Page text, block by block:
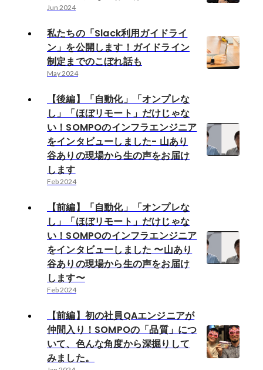
Jun 2024
私たちの「Slack利用ガイドライ
ン」を公開します！ガイドライン
制定までのこぼれ話も
May 2024
【後編】「自動化」「オンプレな
し」「ほぼリモート」だけじゃな
い！SOMPOのインフラエンジニア
をインタビューしました- 山あり
谷ありの現場から生の声をお届け
します
Feb 2024
【前編】「自動化」「オンプレな
し」「ほぼリモート」だけじゃな
い！SOMPOのインフラエンジニア
をインタビューしました 〜山あり
谷ありの現場から生の声をお届け
します〜
Feb 2024
【前編】初の社員QAエンジニアが
仲間入り！SOMPOの「品質」につ
いて、色んな角度から深掘りして
みました。